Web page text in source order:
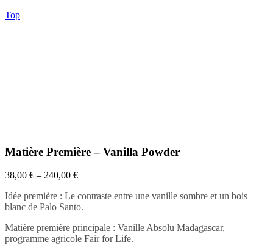
Top
Matière Première – Vanilla Powder
38,00 € – 240,00 €
Idée première : Le contraste entre une vanille sombre et un bois
blanc de Palo Santo.
Matière première principale : Vanille Absolu Madagascar,
programme agricole Fair for Life.